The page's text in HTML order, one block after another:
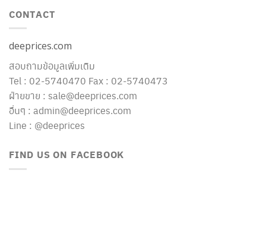
CONTACT
deeprices.com
สอบถามข้อมูลเพิ่มเติม
Tel : 02-5740470 Fax : 02-5740473
ฝ่ายขาย : sale@deeprices.com
อื่นๆ : admin@deeprices.com
Line : @deeprices
FIND US ON FACEBOOK